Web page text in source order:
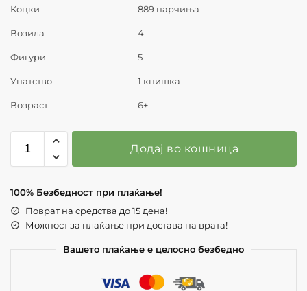
Коцки 889 парчиња
Возила 4
Фигури 5
Упатство 1 книшка
Возраст 6+
Додај во кошница
100% Безбедност при плаќање!
Поврат на средства до 15 дена!
Можност за плаќање при достава на врата!
Вашето плаќање е целосно безбедно